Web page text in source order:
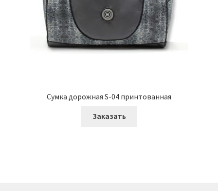
Сумка дорожная S-04 принтованная
Заказать